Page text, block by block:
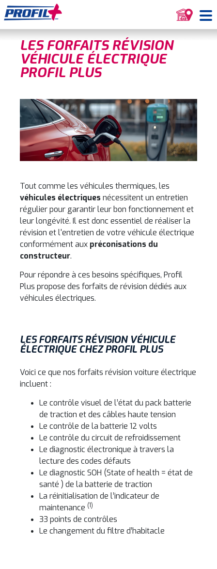
LES FORFAITS RÉVISION
VÉHICULE ÉLECTRIQUE
PROFIL PLUS
Tout comme les véhicules thermiques, les
véhicules électriques nécessitent un entretien
régulier pour garantir leur bon fonctionnement et
leur longévité. Il est donc essentiel de réaliser la
révision et l'entretien de votre véhicule électrique
conformément aux préconisations du
constructeur.
Pour répondre à ces besoins spécifiques, Profil
Plus propose des forfaits de révision dédiés aux
véhicules électriques.
LES FORFAITS RÉVISION VÉHICULE
ÉLECTRIQUE CHEZ PROFIL PLUS
Voici ce que nos forfaits révision voiture électrique
incluent :
Le contrôle visuel de l’état du pack batterie
de traction et des câbles haute tension
Le contrôle de la batterie 12 volts
Le contrôle du circuit de refroidissement
Le diagnostic électronique à travers la
lecture des codes défauts
Le diagnostic SOH (State of health = état de
santé ) de la batterie de traction
La réinitialisation de l’indicateur de
maintenance (1)
33 points de contrôles
Le changement du filtre d’habitacle